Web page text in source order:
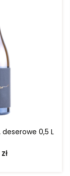
0,5 L